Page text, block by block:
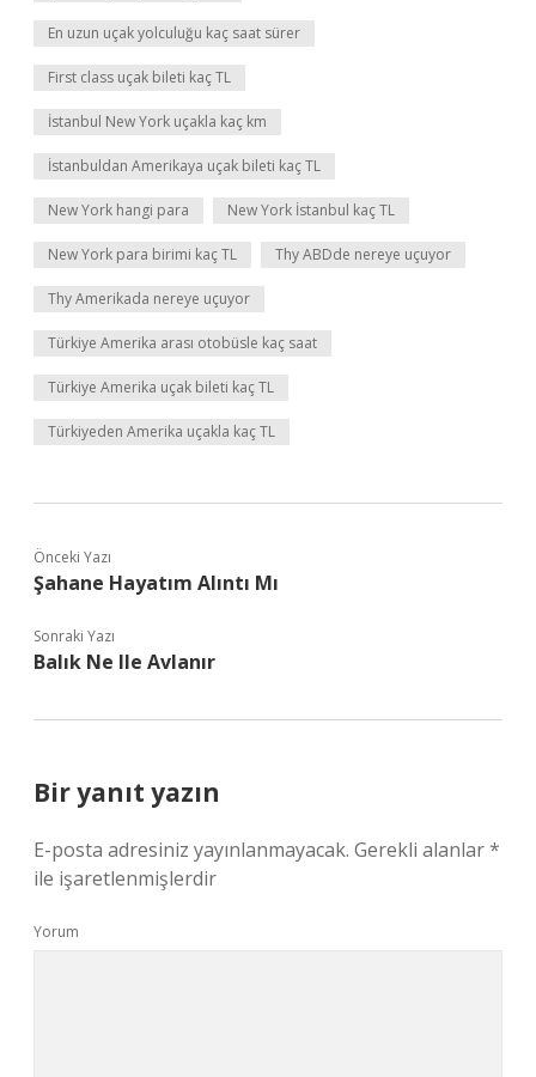
En uzun uçak yolculuğu kaç saat sürer
First class uçak bileti kaç TL
İstanbul New York uçakla kaç km
İstanbuldan Amerikaya uçak bileti kaç TL
New York hangi para New York İstanbul kaç TL
New York para birimi kaç TL Thy ABDde nereye uçuyor
Thy Amerikada nereye uçuyor
Türkiye Amerika arası otobüsle kaç saat
Türkiye Amerika uçak bileti kaç TL
Türkiyeden Amerika uçakla kaç TL
Önceki Yazı
Şahane Hayatım Alıntı Mı
Sonraki Yazı
Balık Ne Ile Avlanır
Bir yanıt yazın
E-posta adresiniz yayınlanmayacak. Gerekli alanlar*
ile işaretlenmişlerdir
Yorum